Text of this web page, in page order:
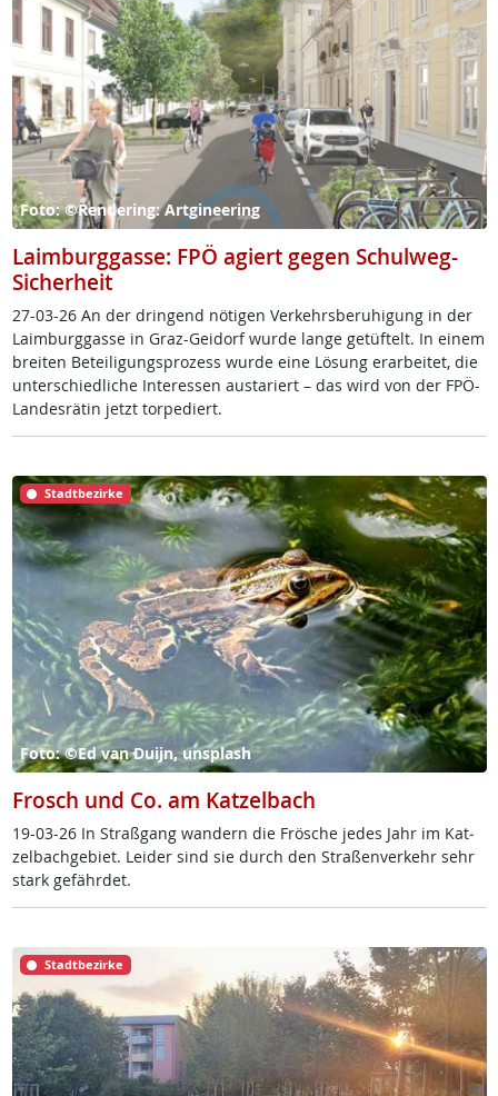
Foto: ©Rendering: Artgineering
Laimburggasse: FPÖ agiert gegen Schulweg-
Sicherheit
27-03-26 An der drin­gend nö­t­i­gen Ver­kehrs­be­ru­hi­gung in der
Laim­burg­gas­se in Graz-Gei­dorf wur­de lan­ge ge­tüf­telt. In ei­nem
brei­ten Be­tei­li­gung­s­pro­zess wur­de ei­ne Lö­sung er­ar­bei­tet, die
un­ter­schied­li­che In­ter­es­sen au­s­ta­riert – das wird von der FPÖ-
Lan­des­rä­tin jetzt tor­pe­diert.
Stadtbezirke
Foto: ©Ed van Duijn, unsplash
Frosch und Co. am Katzelbach
19-03-26 In Straß­gang wan­dern die Frö­sche je­des Jahr im Kat­
zel­bach­ge­biet. Lei­der sind sie durch den Stra­ßen­ver­kehr sehr
stark ge­fähr­det.
Stadtbezirke